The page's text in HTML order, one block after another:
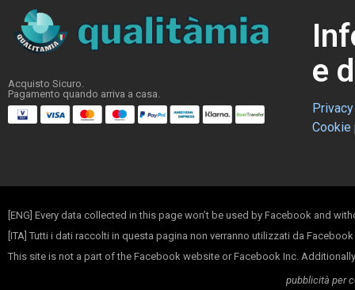
Acquisto Sicuro.
Pagamento quando arriva a casa.
e
Cookie
[ENG] Every data collected in this page won’t be used by Facebook and
[ITA] Tutti i dati raccolti in questa pagina non verranno utilizzati da
This site is not a part of the Facebook website or Facebook Inc.
pubblicità per